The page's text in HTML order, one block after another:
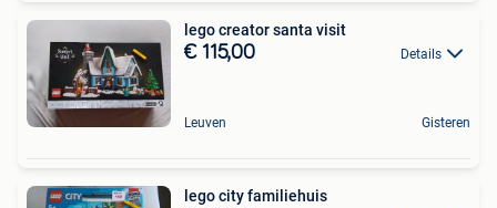
lego creator santa visit
€ 115,00 Details
Leuven Gisteren
lego city familiehuis